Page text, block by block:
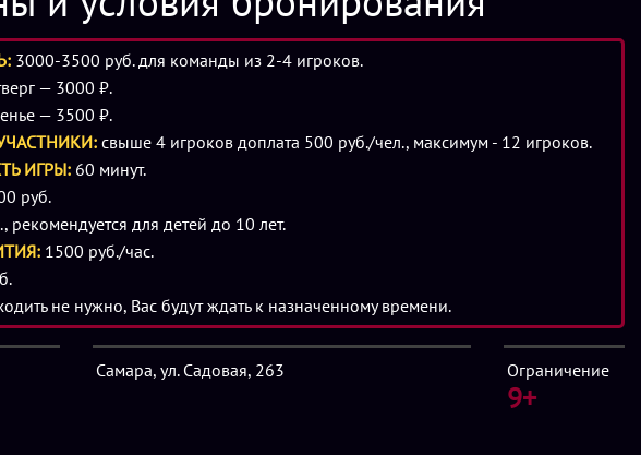
3000-3500 руб. для команды из 2-4 игроков.
— 3000 ₽.
— 3500 ₽.
свыше 4 игроков доплата 500 руб./чел., максимум - 12 игроков.
ИГРЫ: 60 минут.
руб.
рекомендуется для детей до 10 лет.
1500 руб./час.
не нужно, Вас будут ждать к назначенному времени.
Самара, ул. Садовая, 263 Ограничение
9+